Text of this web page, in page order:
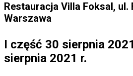
Restauracja Villa Foksal, ul.
Warszawa
I część 30 sierpnia
sierpnia 2021 r.